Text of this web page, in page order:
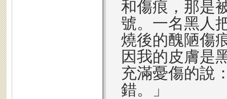
和傷痕，那是
號。一名黑人
燒後的醜陋傷
因我的皮膚是
充滿憂傷的說
錯。」